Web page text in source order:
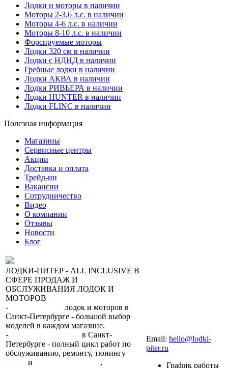
Лодки и моторы в наличии
Моторы 2-3,6 л.с. в наличии
Моторы 4-6 л.с. в наличии
Моторы 8-10 л.с. в наличии
Форсируемые моторы
Лодки 320 см в наличии
Лодки с НДНД в наличии
Гребные лодки в наличии
Лодки АКВА в наличии
Лодки РИВЬЕРА в наличии
Лодки HUNTER в наличии
Лодки FLINC в наличии
Полезная информация
Магазины
Сервисные центры
Акции
Доставка и оплата
Трейд-ин
Вакансии
Сотрудничество
Видео
О компании
Отзывы
Новости
Блог
ЛОДКИ-ПИТЕР - ALL INCLUSIVE В
СФЕРЕ ПРОДАЖ И
ОБСЛУЖИВАНИЯ ЛОДОК И
МОТОРОВ
-
лодок и моторов в
Санкт-Петербурге - большой выбор
моделей в каждом магазине.
-
в Санкт-
Петербурге - полный цикл работ по
обслуживанию, ремонту, тюнингу
и ,
Email: hello@lodki-
piter.ru
График работы